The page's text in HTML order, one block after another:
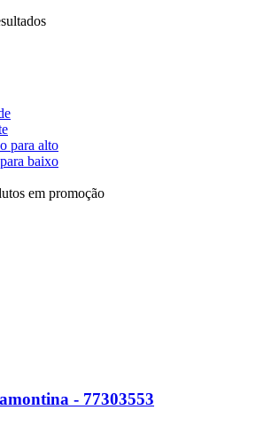
para alto
baixo
em promoção
- 77303553